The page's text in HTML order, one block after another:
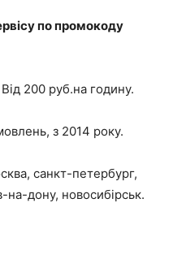
по промокоду
Від 200 руб.на годину.
з 2014 року.
санкт-петербург,
дону, новосибірськ.